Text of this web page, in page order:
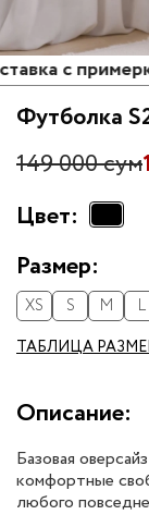
с примеркой
Футболка
149 000 сум
Цвет:
Размер:
XS S M
L
ТАБЛИЦА
Описание:
Базовая
комфортные
любого